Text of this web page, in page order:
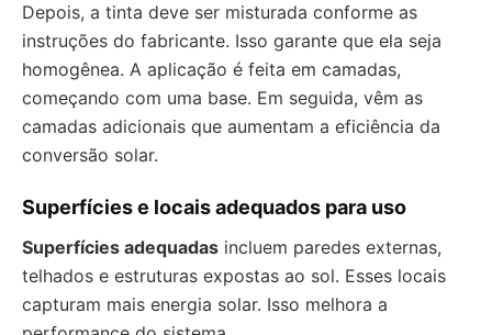
Depois, a tinta deve ser misturada conforme as
instruções do fabricante. Isso garante que ela seja
homogênea. A aplicação é feita em camadas,
começando com uma base. Em seguida, vêm as
camadas adicionais que aumentam a eficiência da
conversão solar.
Superfícies e locais adequados para uso
Superfícies adequadas incluem paredes externas,
telhados e estruturas expostas ao sol. Esses locais
capturam mais energia solar. Isso melhora a